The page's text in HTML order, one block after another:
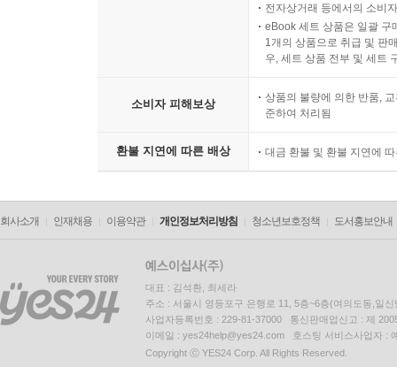
전자상거래 등에서의 소비
eBook 세트 상품은 일괄 구
1개의 상품으로 취급 및 판
우, 세트 상품 전부 및 세트
소비자 피해보상
상품의 불량에 의한 반품,
준하여 처리됨
환불 지연에 따른 배상 대금 환불 및 환불 지연에
회사소개 인재채용 이용약관 개인정보처리방침 청소년보호정책 도서홍보안내
대표 : 김석환, 최세라
주소 : 서울시 영등포구 은행로 11, 5층~6층(여의도동,일신
사업자등록번호 : 229-81-37000 통신판매업신고 : 제
이메일 : yes24help@yes24.com 호스팅 서비스사업자 :
Copyright ⓒ YES24 Corp. All Rights Reserved.